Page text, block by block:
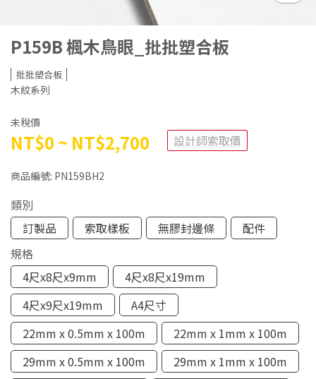
P159B 楓木鳥眼_批批塑合板
批批塑合板
木紋系列
未稅價
NT$0 ~ NT$2,700 設計師索取價
商品編號: PN159BH2
類別
訂製品
索取樣板 無膠封邊條
配件
規格
4尺x8尺x9mm
4尺x8尺x19mm
4尺x9尺x19mm
A4尺寸
22mm x 0.5mm x 100m
22mm x 1mm x 100m
29mm x 0.5mm x 100m
29mm x 1mm x 100m